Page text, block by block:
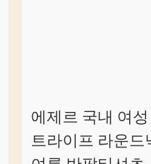
에제르 국내 여
트라이프 라운드